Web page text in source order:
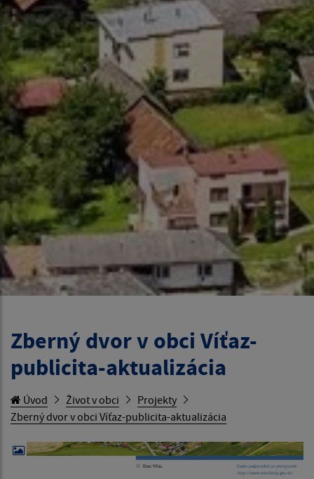
Zberný dvor v obci Víťaz-
publicita-aktualizácia
Úvod Život v obci
Projekty
Zberný dvor v obci Víťaz-publicita-aktualizácia